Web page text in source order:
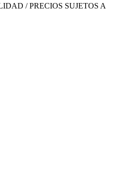
/ PRECIOS SUJETOS A